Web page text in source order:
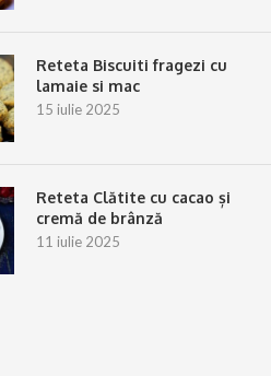
Reteta Biscuiti fragezi cu
lamaie si mac
15 iulie 2025
Reteta Clătite cu cacao și
cremă de brânză
11 iulie 2025